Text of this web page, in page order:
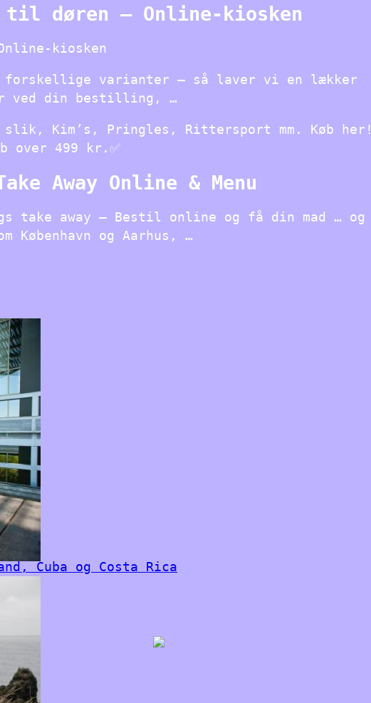
døren – Online-kiosken
kiosken
forskellige varianter – så laver vi en lækker
ved din bestilling, …
slik, Kim’s, Pringles, Rittersport mm. Køb her!
over 499 kr.✅
Away Online & Menu
take away – Bestil online og få din mad … og
og Aarhus, …
Cuba og Costa Rica